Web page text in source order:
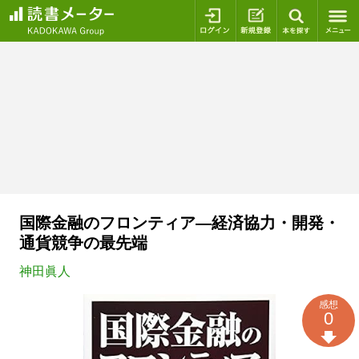
ログイン 新規登録
国際金融のフロンティア―経済協力・開発・
通貨競争の最先端
神田眞人
感想
0